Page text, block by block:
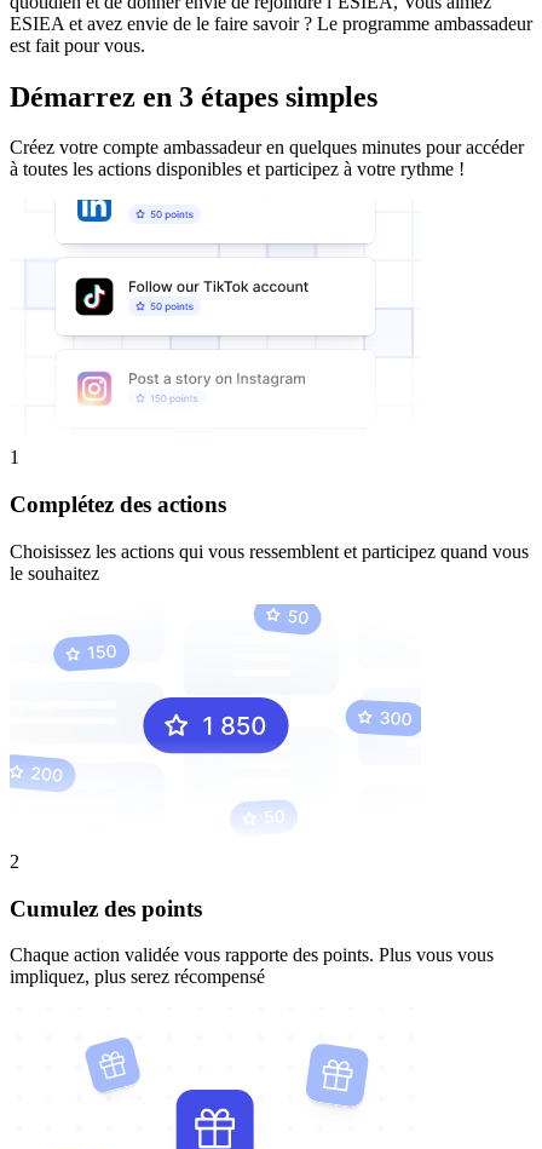
ESIEA et avez envie de le faire savoir ? Le programme ambassadeur
est fait pour vous.
Démarrez en 3 étapes simples
Créez votre compte ambassadeur en quelques minutes pour accéder
à toutes les actions disponibles et participez à votre rythme !
1
Complétez des actions
Choisissez les actions qui vous ressemblent et participez quand vous
le souhaitez
2
Cumulez des points
Chaque action validée vous rapporte des points. Plus vous vous
impliquez, plus serez récompensé